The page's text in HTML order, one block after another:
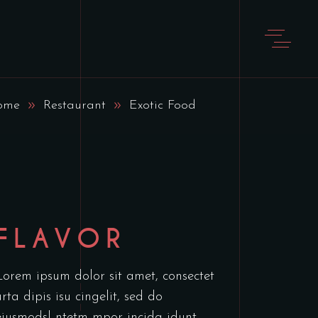
Restaurant Exotic Food
ipsum dolor sit amet, consectet
dipis isu cingelit, sed do